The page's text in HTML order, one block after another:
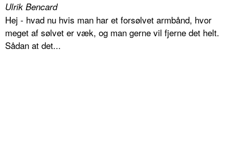
Ulrik Bencard
Hej - hvad nu hvis man har et forsølvet armbånd, hvor
meget af sølvet er væk, og man gerne vil fjerne det helt.
Sådan at det...